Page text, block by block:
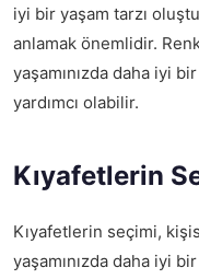
iyi bir yaşam tarzı
anlamak önemlidir.
yaşamınızda daha iyi
yardımcı olabilir.
Kıyafetlerin
Kıyafetlerin seçimi,
yaşamınızda daha iyi